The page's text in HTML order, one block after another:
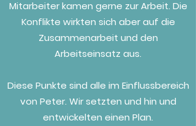
Mitarbeiter kamen gerne zur Arbeit. Die
Konflikte wirkten sich aber auf die
Zusammenarbeit und den
Arbeitseinsatz aus.
Diese Punkte sind alle im Einflussbereich
von Peter. Wir setzten und hin und
entwickelten einen Plan.